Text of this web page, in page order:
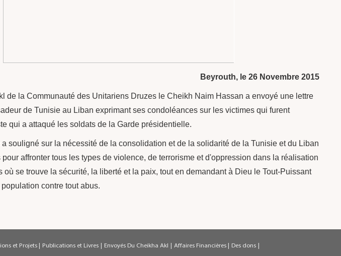
Beyrouth, le 26 Novembre 2015
de la Communauté des Unitariens Druzes le Cheikh Naim Hassan a envoyé une lettre
de Tunisie au Liban exprimant ses condoléances sur les victimes qui furent
qui a attaqué les soldats de la Garde présidentielle.
souligné sur la nécessité de la consolidation et de la solidarité de la Tunisie et du Liban
affronter tous les types de violence, de terrorisme et d'oppression dans la réalisation
où se trouve la sécurité, la liberté et la paix, tout en demandant à Dieu le Tout-Puissant
contre tout abus.
et Projets | Publications et Livres | Envoyés Du Cheikha Akl | Affaires Financières | Des dons |